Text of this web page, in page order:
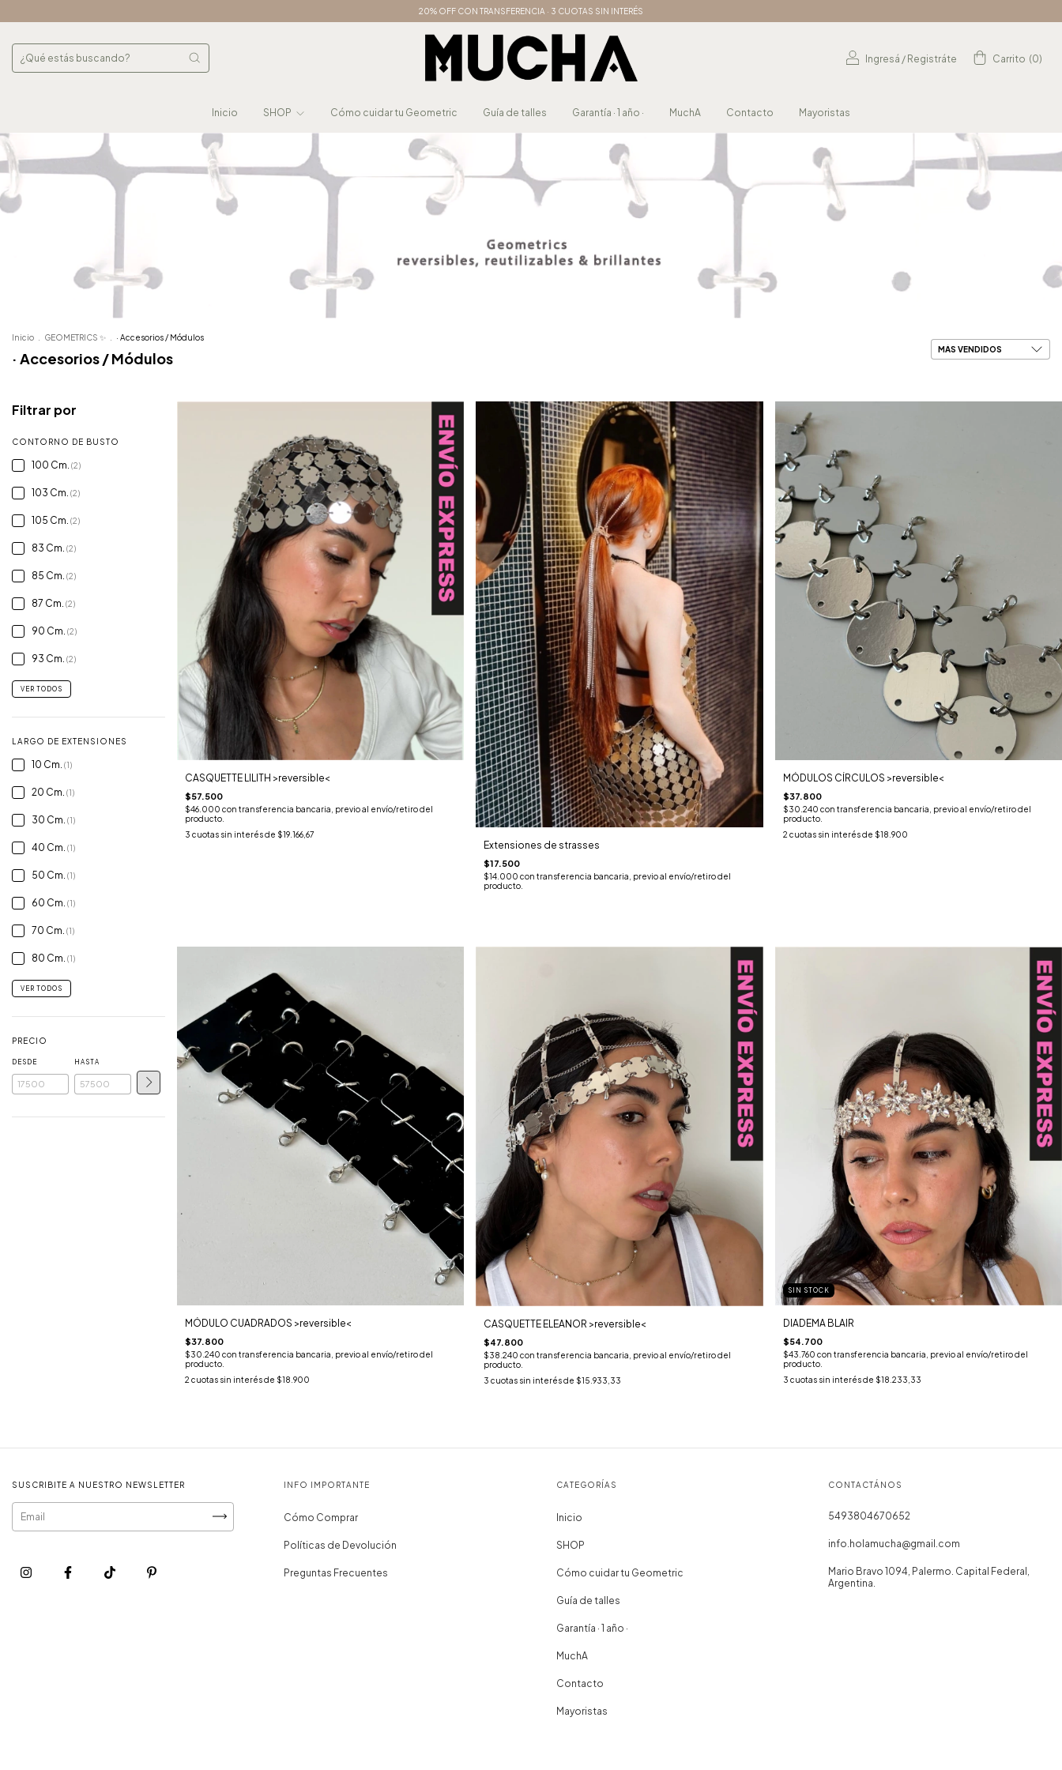
20% OFF CON TRANSFERENCIA · 3 CUOTAS SIN INTERÉS
Ingresá / Registráte Carrito (0)
Inicio SHOP Cómo cuidar tu Geometric Guía de talles Garantía · 1 año · MuchA Contacto Mayoristas
Inicio GEOMETRICS ✨ · Accesorios / Módulos
· Accesorios / Módulos
Filtrar por
CONTORNO DE BUSTO
100 Cm. (2)
103 Cm. (2)
105 Cm. (2)
83 Cm. (2)
85 Cm. (2)
87 Cm. (2)
90 Cm. (2)
93 Cm. (2)
VER TODOS
LARGO DE EXTENSIONES
10 Cm. (1)
20 Cm. (1)
30 Cm. (1)
40 Cm. (1)
50 Cm. (1)
60 Cm. (1)
70 Cm. (1)
80 Cm. (1)
VER TODOS
PRECIO
DESDE HASTA
CASQUETTE LILITH >reversible<
$57.500
$46.000 con transferencia bancaria, previo al envío/retiro del
producto.
3 cuotas sin interés de $19.166,67
Extensiones de strasses
$17.500
$14.000con transferencia bancaria, previo al envío/retiro del
producto.
MÓDULOS CÍRCULOS >reversible<
$37.800
$30.240 con transferencia bancaria, previo al envío/retiro del
producto.
2 cuotas sin interés de $18.900
MÓDULO CUADRADOS >reversible<
$37.800
$30.240 con transferencia bancaria, previo al envío/retiro del
producto.
2 cuotas sin interés de $18.900
CASQUETTE ELEANOR >reversible<
$47.800
$38.240con transferencia bancaria, previo al envío/retiro del
producto.
3 cuotas sin interés de $15.933,33
SIN STOCK
DIADEMA BLAIR
$54.700
$43.760 con transferencia bancaria, previo al envío/retiro del
producto.
3 cuotas sin interés de $18.233,33
SUSCRIBITE A NUESTRO NEWSLETTER INFO IMPORTANTE
Cómo Comprar
Políticas de Devolución
Preguntas Frecuentes
CATEGORÍAS
Inicio
SHOP
Cómo cuidar tu Geometric
Guía de talles
Garantía · 1 año ·
MuchA
Contacto
Mayoristas
CONTACTÁNOS
5493804670652
info.holamucha@gmail.com
Mario Bravo 1094, Palermo. Capital Federal,
Argentina.